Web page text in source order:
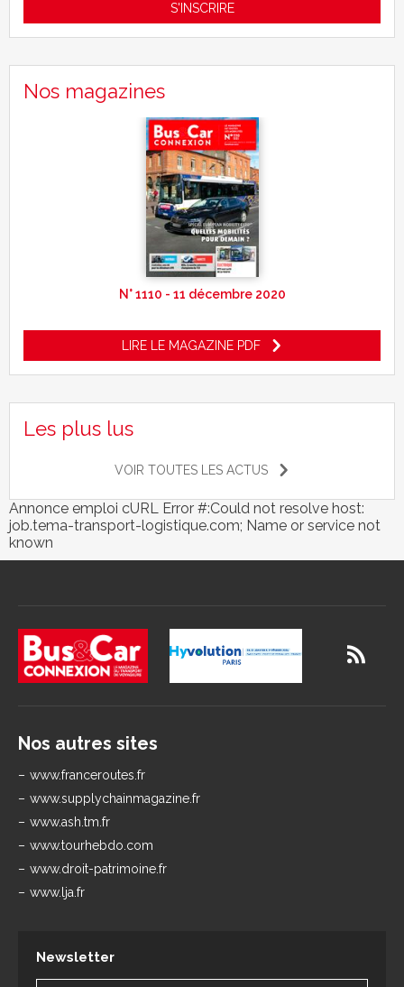
S'INSCRIRE
Nos magazines
N° 1110 - 11 décembre 2020
LIRE LE MAGAZINE PDF
Les plus lus
VOIR TOUTES LES ACTUS
Annonce emploi cURL Error #:Could not resolve host:
job.tema-transport-logistique.com; Name or service not
known
Nos autres sites
www.franceroutes.fr
www.supplychainmagazine.fr
www.ash.tm.fr
www.tourhebdo.com
www.droit-patrimoine.fr
www.lja.fr
Newsletter